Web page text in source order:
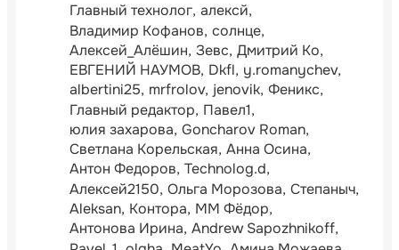
Главный технолог алексй
Владимир Кофанов солнце
Алексей_Алёшин Зевс Дмитрий Ко
ЕВГЕНИЙ НАУМОВ Dkfl y.romanychev
albertini25 mrfrolov jenovik Феникс
Главный редактор Павел1
юлия захарова Goncharov Roman
Светлана Корельская Анна Осина
Антон Федоров Technolog.d
Алексей2150 Ольга Морозова Степаныч
Aleksan Контора ММ Фёдор
Антонова Ирина Andrew Sapozhnikoff